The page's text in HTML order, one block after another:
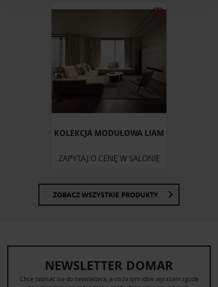
analizować ruch w naszej witrynie. Informacje o tym, jak
korzystasz z naszej witryny, udostępniamy partnerom
Partnerzy mogą połączyć te informacje z innymi danymi
otrzymanymi od Ciebie lub uzyskanymi podczas
korzystania z ich usług.
KOLEKCJA MODUŁOWA LIAM
ZAPYTAJ O CENĘ W SALONIE
ZOBACZ WSZYSTKIE PRODUKTY
NEWSLETTER DOMAR
Chcę zapisać się do newslettera, a co za tym idzie wyrażam zgodę